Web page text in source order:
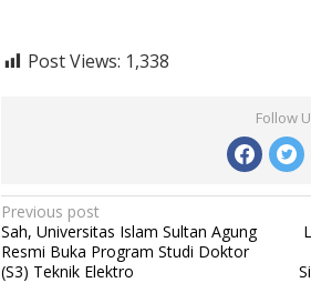
Post Views: 1,338
Follow
Post
navigation
Previous post
Sah, Universitas Islam Sultan Agung
Resmi Buka Program Studi Doktor
(S3) Teknik Elektro